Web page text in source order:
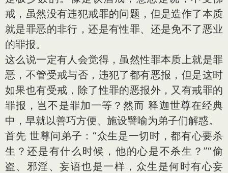
戒，虽然没有违犯戒罪的问题，但是造作了本质
就是罪恶的非行，还是有性罪、还是免不了恶业
的罪报。
这么说一定有人会觉得，虽然性罪本质上就是罪
恶，不管受戒与否，违犯了都有恶报，但是这时
如果也有受戒，除了性罪的恶报外，又有戒罪的
罪报，岂不是罪加一等？然而 释迦世尊在经典
中，早就以善巧方便、施设譬喻为弟子们解惑。
首先 世尊问弟子：“众生是一切时，都有心要杀
生？还是有什么时候，他的心是不杀生？”“偷
盗、邪淫、妄语也是一样，众生是何时有心妄